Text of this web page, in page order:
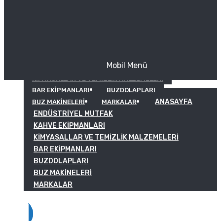
KIMYASALLAR VE TEMIZLIK MALZEMELERI
BAR EKIPMANLARI
BUZDOLAPLARI
BUZ MAKINELERI
MARKALAR
Mobil Menü
ANASAYFA
ENDÜSTRIYEL MUTFAK
KAHVE EKIPMANLARI
KIMYASALLAR VE TEMIZLIK MALZEMELERI
BAR EKIPMANLARI
BUZDOLAPLARI
BUZ MAKINELERI
MARKALAR